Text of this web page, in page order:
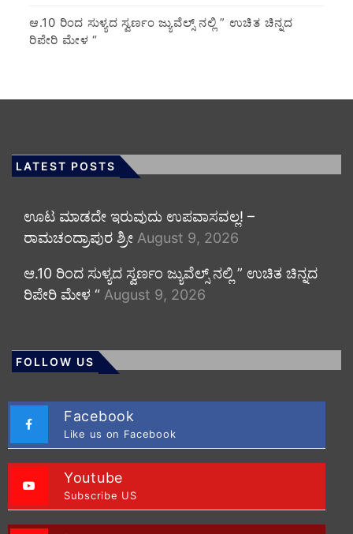
ಆ.10 ರಿಂದ ಸುಳ್ಯದ ಸ್ವರ್ಣಂ ಜ್ಯುವೆಲ್ಸ್ ನಲ್ಲಿ ” ಉಚಿತ ಚಿನ್ನದ
ರಿಪೇರಿ ಮೇಳ “
LATEST POSTS
ಊಟ ಮಾಡದೇ ಇರುವುದು ಉಪವಾಸವಲ್ಲ! –
ರಾಮಚಂದ್ರಾಪುರ ಶ್ರೀ August 9, 2026
ಆ.10 ರಿಂದ ಸುಳ್ಯದ ಸ್ವರ್ಣಂ ಜ್ಯುವೆಲ್ಸ್ ನಲ್ಲಿ ” ಉಚಿತ ಚಿನ್ನದ
ರಿಪೇರಿ ಮೇಳ “ August 9, 2026
FOLLOW US
Facebook
Like us on Facebook
Youtube
Subscribe US